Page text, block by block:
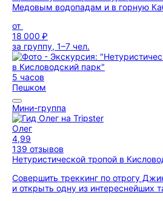
Медовым водопадам и в горную
от
18 000 ₽
за группу, 1–7 чел.
5 часов
Пешком
Мини-группа
Олег
4,99
139 отзывов
Нетуристической тропой в
Совершить треккинг по отрогу
и открыть одну из интереснейших